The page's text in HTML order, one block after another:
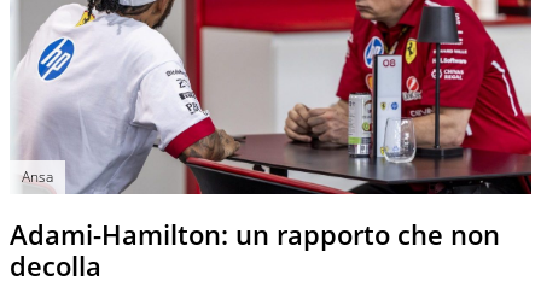
Ansa
Adami-Hamilton: un rapporto che non
decolla